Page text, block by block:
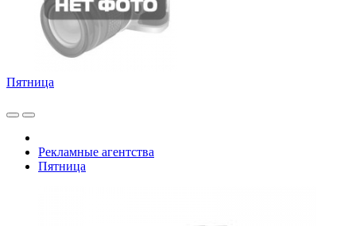
Пятница
Рекламные агентства
Пятница